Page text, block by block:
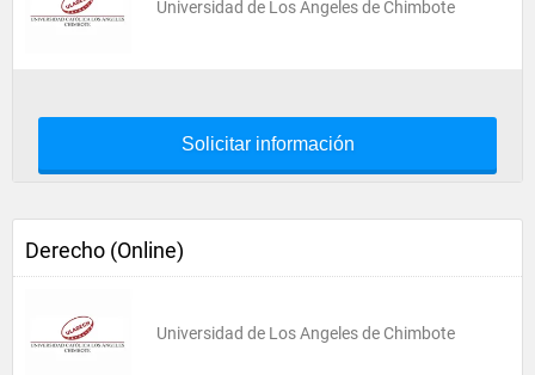
Universidad de Los Angeles de Chimbote
Solicitar información
Derecho (Online)
Universidad de Los Angeles de Chimbote